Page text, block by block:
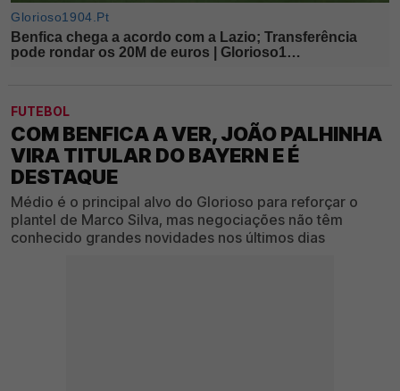
FUTEBOL
COM BENFICA A VER, JOÃO PALHINHA
VIRA TITULAR DO BAYERN E É
DESTAQUE
Médio é o principal alvo do Glorioso para reforçar o
plantel de Marco Silva, mas negociações não têm
conhecido grandes novidades nos últimos dias